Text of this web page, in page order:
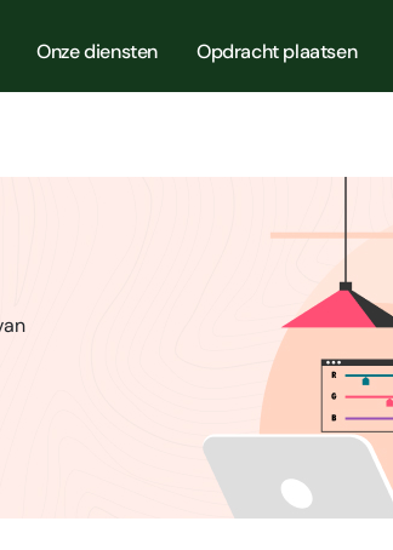
Onze diensten Opdracht plaatsen